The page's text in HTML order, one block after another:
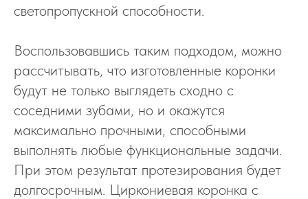
светопропускной способности.
Воспользовавшись таким подходом, можно
рассчитывать, что изготовленные коронки
будут не только выглядеть сходно с
соседними зубами, но и окажутся
максимально прочными, способными
выполнять любые функциональные задачи.
При этом результат протезирования будет
долгосрочным. Циркониевая коронка с